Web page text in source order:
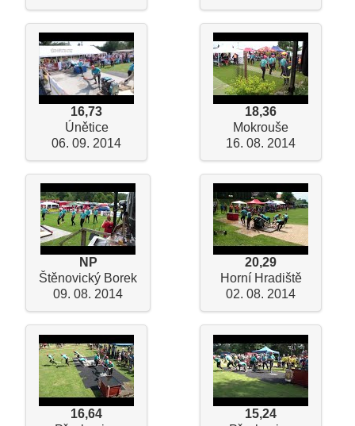
16,73
Únětice
06. 09. 2014
18,36
Mokrouše
16. 08. 2014
NP
Štěnovický Borek
09. 08. 2014
20,29
Horní Hradiště
02. 08. 2014
16,64
15,24